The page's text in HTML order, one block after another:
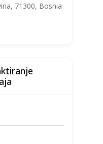
71300, Bosnia